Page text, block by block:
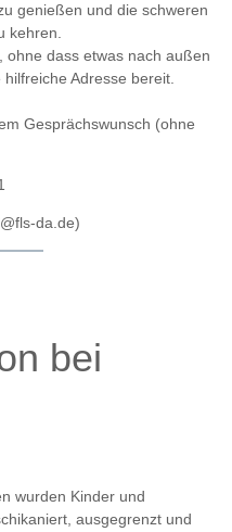
genießen und die schweren
kehren.
ohne dass etwas nach außen
Adresse bereit.
Gesprächswunsch (ohne
da.de)
bei
wurden Kinder und
ausgegrenzt und